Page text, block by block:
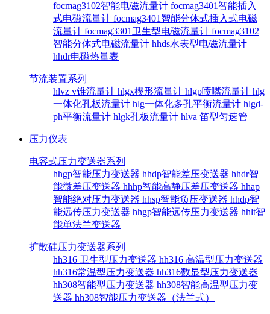
focmag3102智能电磁流量计 focmag3401智能插入
式电磁流量计 focmag3401智能分体式插入式电磁
流量计 focmag3301卫生型电磁流量计 focmag3102
智能分体式电磁流量计 hhds水表型电磁流量计
hhdr电磁热量表
节流装置系列
hlvz v锥流量计 hlgx楔形流量计 hlgp喷嘴流量计 hlg
一体化孔板流量计 hlg一体化多孔平衡流量计 hlgd-
ph平衡流量计 hlgk孔板流量计 hlva 笛型匀速管
压力仪表
电容式压力变送器系列
hhgp智能压力变送器 hhdp智能差压变送器 hhdr智
能微差压变送器 hhhp智能高静压差压变送器 hhap
智能绝对压力变送器 hhsp智能负压变送器 hhdp智
能远传压力变送器 hhgp智能远传压力变送器 hhlt智
能单法兰变送器
扩散硅压力变送器系列
hh316 卫生型压力变送器 hh316 高温型压力变送器
hh316常温型压力变送器 hh316数显型压力变送器
hh308智能型压力变送器 hh308智能高温型压力变
送器 hh308智能压力变送器（法兰式）